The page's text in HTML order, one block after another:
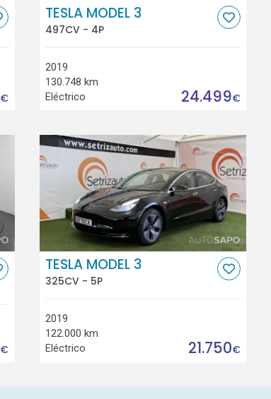
€
TESLA MODEL 3
497CV - 4P
2019
130.748 km
Eléctrico
24.499€
€
TESLA MODEL 3
325CV - 5P
2019
122.000 km
Eléctrico
21.750€